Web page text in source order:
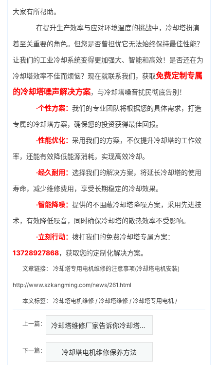
大家有所帮助。
在提升生产效率与应对环境温度的挑战中，冷却塔扮演
着至关重要的角色。但您是否曾担忧它无法始终保持最佳性能？
让我们的工业冷却系统变得更加强大、智能和高效！是否还在为
冷却塔效率不佳而烦恼？现在就联系我们，获取免费定制专属
的冷却塔噪声解决方案，与冷却塔噪音扰民彻底告别！
·个性方案： 我们的专业团队将根据您的具体需求，打造
专属的冷却塔方案，确保您的投资获得最佳回报。
·性能优化： 采用我们的方案，不仅提升冷却塔的工作效
率，还能有效降低能源消耗，实现高效冷却。
·经久耐用： 选择我们的解决方案，将延长冷却塔的使用
寿命，减少维修费用，享受长期稳定的冷却效果。
·智能降噪： 提供的不围蔽冷却塔降噪方案，采用先进技
术，有效降低噪音，同时确保冷却塔的散热效率不受影响。
·立刻行动： 拨打我们的免费冷却塔专属方案：
13728927868，获取您的定制化解决方案。
文章链接： 冷却塔专用电机维修的注意事项(冷却塔电机安装)
http://www.szkangming.com/news/261.html
本文标签： 冷却塔电机维修 / 冷却塔维修 / 冷却塔专用电机 /
上一篇： 冷却塔维修厂家告诉你冷却塔填料…
下一篇： 冷却塔电机维修保养方法